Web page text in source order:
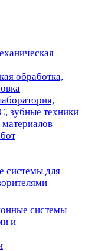
обработка,
зубные техники
системы для
системы
и